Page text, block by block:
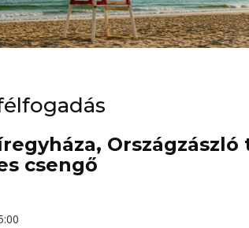
Országzászló
csengő